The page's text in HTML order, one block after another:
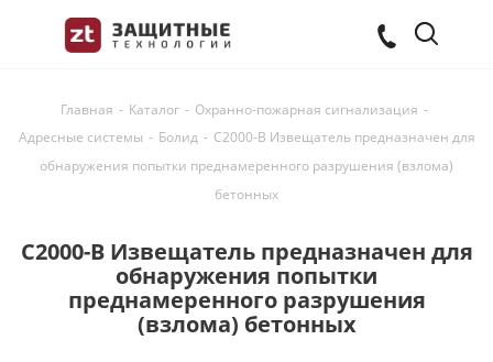
Главная - Каталог - Охранно-пожарная сигнализация -
Адресные системы - Болид - С2000-В Извещатель предназначен для
обнаружения попытки преднамеренного разрушения (взлома)
бетонных
С2000-В Извещатель предназначен для
обнаружения попытки
преднамеренного разрушения
(взлома) бетонных